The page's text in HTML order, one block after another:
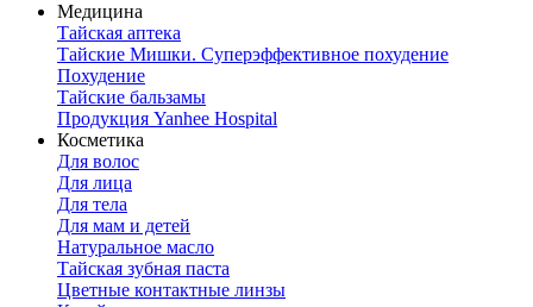
Медицина
Тайская аптека
Тайские Мишки. Суперэффективное похудение
Похудение
Тайские бальзамы
Продукция Yanhee Hospital
Косметика
Для волос
Для лица
Для тела
Для мам и детей
Натуральное масло
Тайская зубная паста
Цветные контактные линзы